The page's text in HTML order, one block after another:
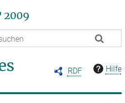
2009
RDF Hilfe